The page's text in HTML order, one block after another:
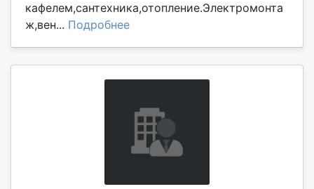
кафелем,сантехника,отопление.Электромонта
ж,вен... Подробнее